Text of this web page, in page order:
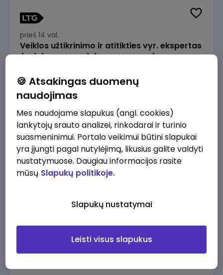
prieš 14 val.
Veiklos užtikrinimo ir atitikties vyr. ekspertas
(-ė) (Radviliškis) (Radviliškis, LT)
2610 - 3910 €/mėn.
prieš 14 val.
Veiklos užtikrinimo ir atitikties vyr. ekspertas
(-ė) (Kaunas) (Kaunas, LT)
🍪 Atsakingas duomenų
naudojimas
Mes naudojame slapukus (angl. cookies)
lankytojų srauto analizei, rinkodarai ir turinio
suasmeninimui. Portalo veikimui būtini slapukai
yra įjungti pagal nutylėjimą, likusius galite valdyti
nustatymuose. Daugiau informacijos rasite
mūsų Slapukų politikoje.
Slapukų nustatymai
Leisti visus slapukus